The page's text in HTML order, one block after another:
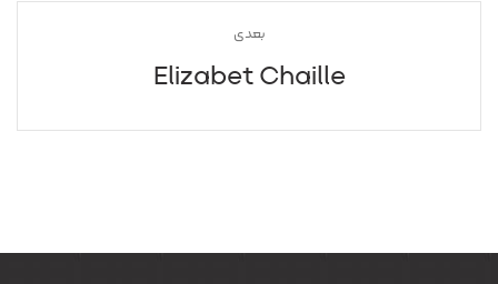
بعدی
Elizabet Chaille